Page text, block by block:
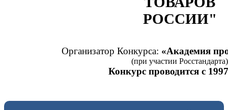
РОССИИ"
Организатор Конкурса: «Академия
(при участии Росстандарта)
Конкурс проводится с